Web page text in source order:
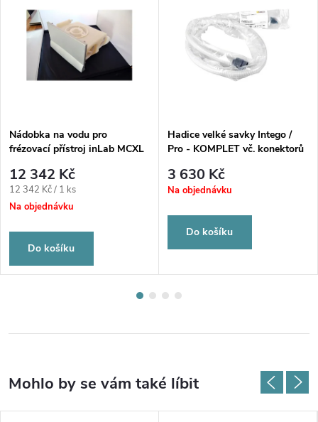
Nádobka na vodu pro
frézovací přístroj inLab MCXL
12 342 Kč
Měrná
cena:
12 342 Kč / 1 ks
Na objednávku
Do košíku
Hadice velké savky Intego /
Pro - KOMPLET vč. konektorů
3 630 Kč
Na objednávku
Do košíku